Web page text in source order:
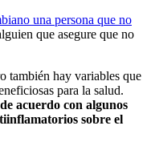
una persona que no
que asegure que no
también hay variables que
para la salud.
acuerdo con algunos
sobre el